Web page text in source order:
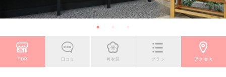
TOP 口コミ 袴衣装 プラン アクセス